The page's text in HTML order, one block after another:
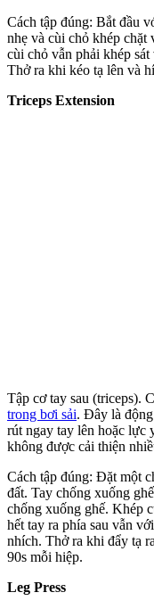
Cách tập đúng: Bắt đầu
nhẹ và cùi chỏ khép
cùi chỏ vẫn phải khép
Thở ra khi kéo tạ lên và
Triceps Extension
Tập cơ tay sau (triceps).
trong bơi sải. Đây là
rút ngay tay lên hoặc lực
không được cải thiện
Cách tập đúng: Đặt một
đất. Tay chống xuống
chống xuống ghế. Khép
hết tay ra phía sau vẫn
nhích. Thở ra khi đẩy tạ
90s mỗi hiệp.
Leg Press